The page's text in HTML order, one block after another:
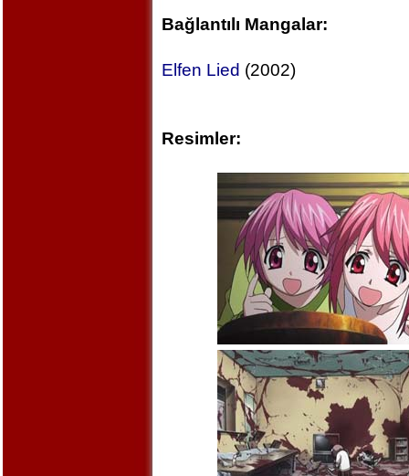
Bağlantılı Mangalar:
Elfen Lied (2002)
Resimler: